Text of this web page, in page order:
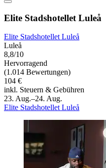
Elite Stadshotellet Luleå
Elite Stadshotellet Luleå
Luleå
8,8/10
Hervorragend
(1.014 Bewertungen)
104 €
inkl. Steuern & Gebühren
23. Aug.–24. Aug.
Elite Stadshotellet Luleå